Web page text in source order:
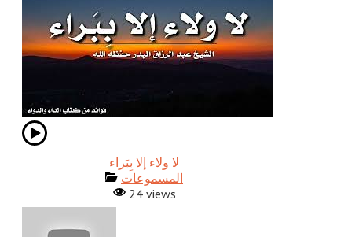
المسموعات
24 views